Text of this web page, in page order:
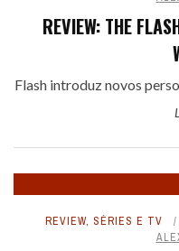
REVIEW: THE
Flash introduz novos
REVIEW, SÉRIES E TV